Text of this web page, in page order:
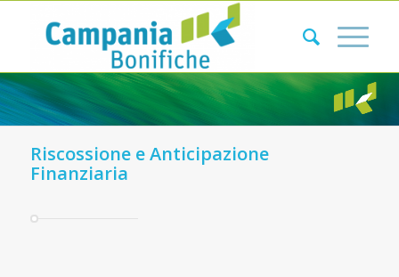
Riscossione e Anticipazione
Finanziaria